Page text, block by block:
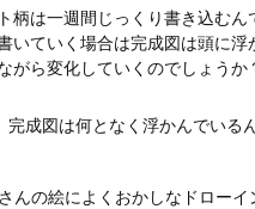
柄は一週間じっくり書き込むん
いていく場合は完成図は頭に浮
がら変化していくのでしょうか
成図は何となく浮かんでいるん
の絵によくおかしなドローイ